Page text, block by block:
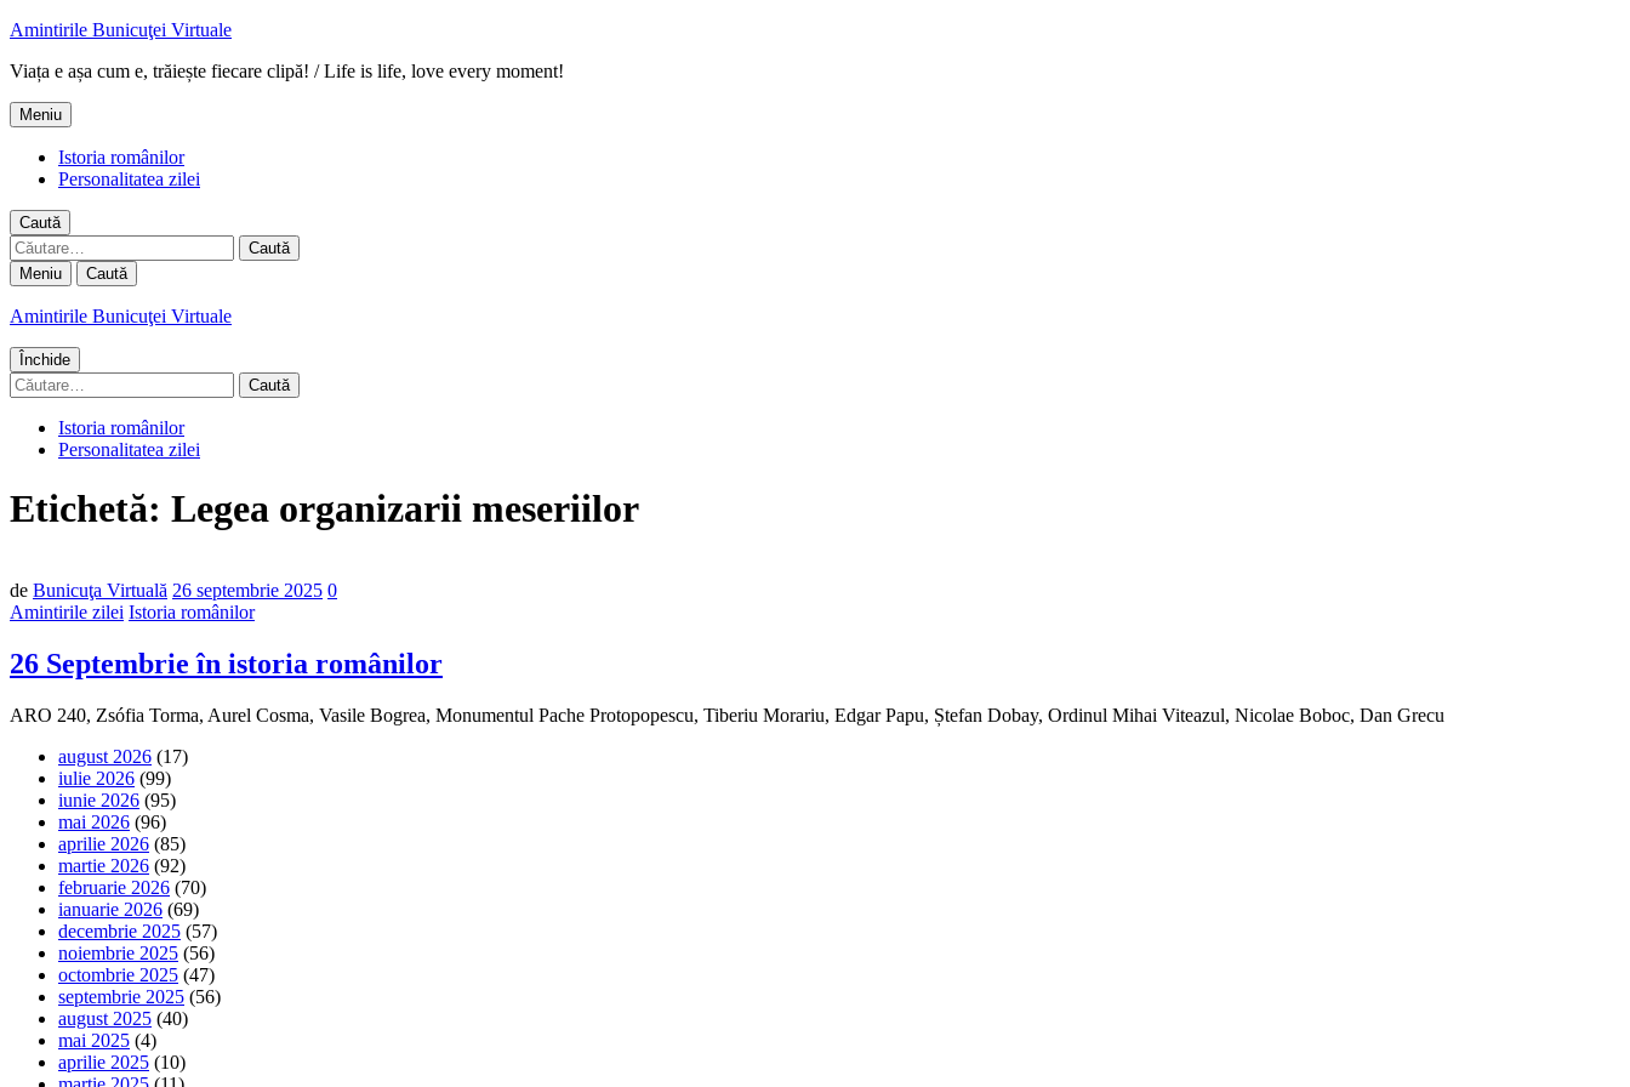
Amintirile Bunicuţei Virtuale
Viața e așa cum e, trăiește fiecare clipă! / Life is life, love every moment!
Meniu
Istoria românilor
Personalitatea zilei
Caută
Caută
după:
Meniu Caută
Amintirile Bunicuţei Virtuale
Închide
Caută
după:
Istoria românilor
Personalitatea zilei
Etichetă: Legea organizarii meseriilor
de Bunicuţa Virtuală 26 septembrie 2025 Număr
0
Amintirile zilei Istoria românilor
26 Septembrie în istoria românilor
ARO 240, Zsófia Torma, Aurel Cosma, Vasile Bogrea, Monumentul Pache Protopopescu, Tiberiu Morariu, Edgar Papu, Ștefan Dobay, Ordinul Mihai Viteazul, Nicolae Boboc, Dan Grecu
august 2026 (17)
iulie 2026 (99)
iunie 2026 (95)
mai 2026 (96)
aprilie 2026 (85)
martie 2026 (92)
februarie 2026 (70)
ianuarie 2026 (69)
decembrie 2025 (57)
noiembrie 2025 (56)
octombrie 2025 (47)
septembrie 2025 (56)
august 2025 (40)
mai 2025 (4)
aprilie 2025 (10)